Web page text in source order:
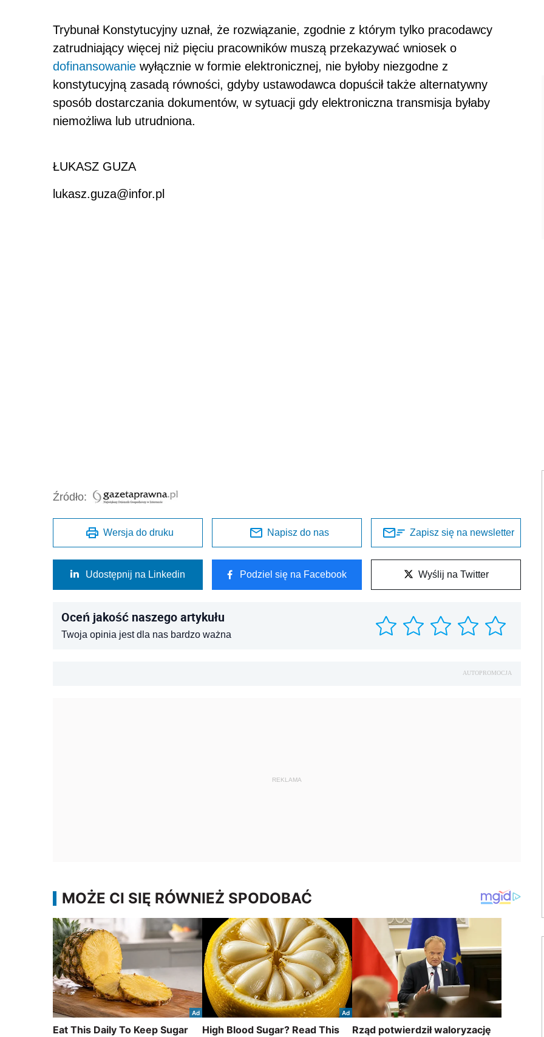
Trybunał Konstytucyjny uznał, że rozwiązanie, zgodnie z którym tylko pracodawcy
zatrudniający więcej niż pięciu pracowników muszą przekazywać wniosek o
dofinansowanie wyłącznie w formie elektronicznej, nie byłoby niezgodne z
konstytucyjną zasadą równości, gdyby ustawodawca dopuścił także alternatywny
sposób dostarczania dokumentów, w sytuacji gdy elektroniczna transmisja byłaby
niemożliwa lub utrudniona.
ŁUKASZ GUZA
lukasz.guza@infor.pl
Źródło:
Wersja do druku Napisz do nas Zapisz się na newsletter
Udostępnij na Linkedin Podziel się na Facebook Wyślij na Twitter
Oceń jakość naszego artykułu
Twoja opinia jest dla nas bardzo ważna
AUTOPROMOCJA
REKLAMA